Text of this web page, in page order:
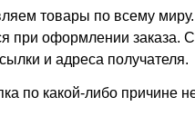
товары по всему миру.
при оформлении заказа.
и адреса получателя.
по какой-либо причине